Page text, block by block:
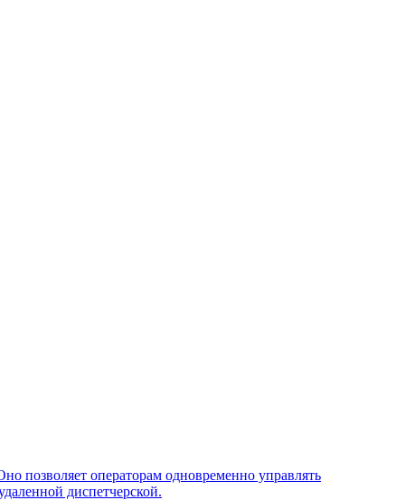
позволяет операторам одновременно управлять
диспетчерской.